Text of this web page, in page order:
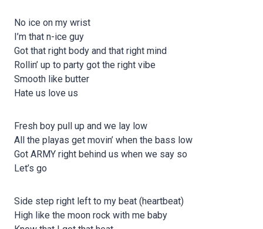
No ice on my wrist
I’m that n-ice guy
Got that right body and that right mind
Rollin’ up to party got the right vibe
Smooth like butter
Hate us love us
Fresh boy pull up and we lay low
All the playas get movin’ when the bass low
Got ARMY right behind us when we say so
Let’s go
Side step right left to my beat (heartbeat)
High like the moon rock with me baby